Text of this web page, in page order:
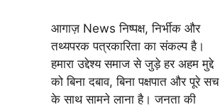
आगाज़ News निष्पक्ष, निर्भीक और
तथ्यपरक पत्रकारिता का संकल्प है।
हमारा उद्देश्य समाज से जुड़े हर अहम मुद्दे
को बिना दबाव, बिना पक्षपात और पूरे सच
के साथ सामने लाना है। जनता की